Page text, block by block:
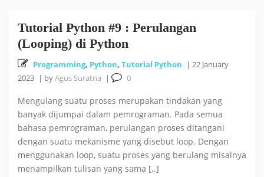
Tutorial Python #9 : Perulangan
(Looping) di Python
Programming, Python, Tutorial Python | 22 January
2023 | byAgus Suratna | 0
Mengulang suatu proses merupakan tindakan yang
banyak dijumpai dalam pemrograman. Pada semua
bahasa pemrograman, perulangan proses ditangani
dengan suatu mekanisme yang disebut loop. Dengan
menggunakan loop, suatu proses yang berulang misalnya
menampilkan tulisan yang sama [..]